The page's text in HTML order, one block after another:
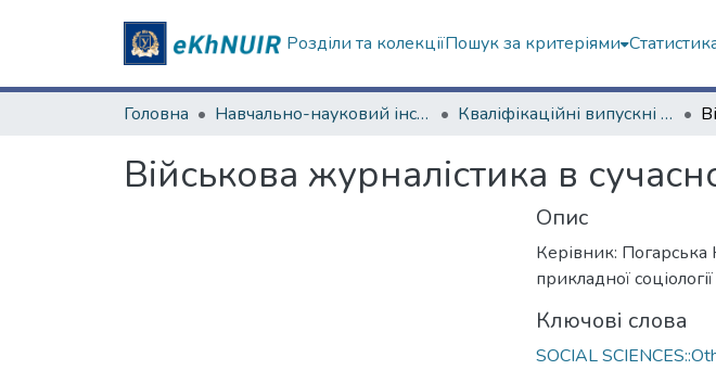
Розділи та колекціїПошук за критеріями
Головна Навчально-науковий інститут соціології та медіакомунікацій Кваліфікаційні випускні роботи бакалаврів. Навчально-науковий інститут соціології та медіакомунікацій
Військова журналістика в
Опис
Керівник: Погарська
прикладної
Ключові слова
SOCIAL